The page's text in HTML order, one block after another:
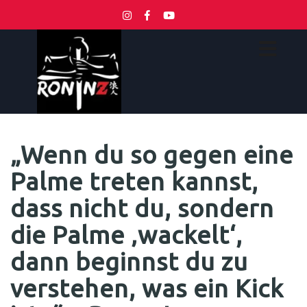
„Wenn du so gegen eine
Palme treten kannst,
dass nicht du, sondern
die Palme ‚wackelt‘,
dann beginnst du zu
verstehen, was ein Kick